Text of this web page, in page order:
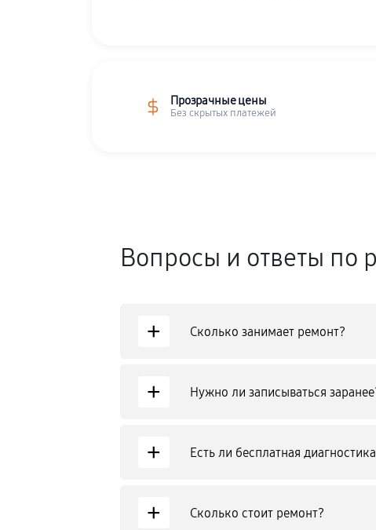
Прозрачные цены
Без скрытых платежей
Вопросы и ответы по
+ Сколько занимает ремонт?
+ Нужно ли записываться
+ Есть ли бесплатная
+ Сколько стоит ремонт?